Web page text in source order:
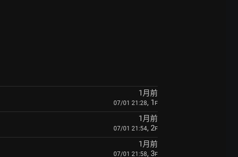
1月前
07/01 21:28, 1 F
1月前
07/01 21:54, 2F
1月前
07/01 21:58, 3F